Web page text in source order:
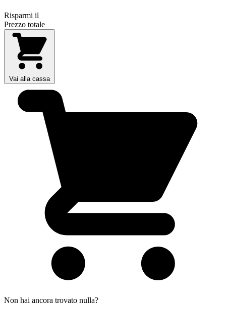
Risparmi il
Prezzo totale
Vai alla cassa
Non hai ancora trovato nulla?